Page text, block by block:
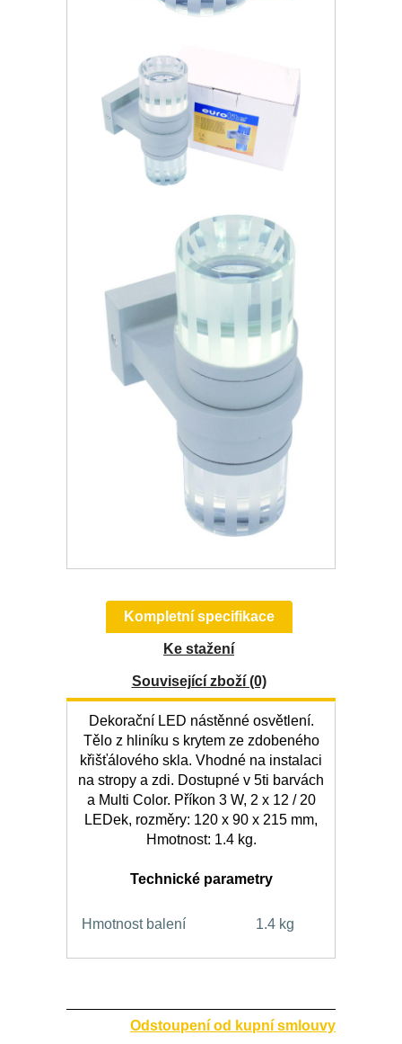
Kompletní specifikace
Ke stažení
Související zboží (0)
Dekorační LED nástěnné osvětlení.
Tělo z hliníku s krytem ze zdobeného
křišťálového skla. Vhodné na instalaci
na stropy a zdi. Dostupné v 5ti barvách
a Multi Color. Příkon 3 W, 2 x 12 / 20
LEDek, rozměry: 120 x 90 x 215 mm,
Hmotnost: 1.4 kg.
Technické parametry
Hmotnost balení 1.4 kg
Odstoupení od kupní smlouvy